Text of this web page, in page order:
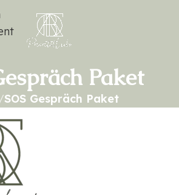
Paket
/SOS Gespräch Paket